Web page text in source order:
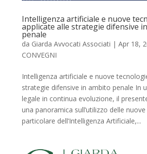
Intelligenza artificiale e nuove
applicate alle strategie difensive
penale
da Giarda Avvocati Associati | Apr 18,
CONVEGNI
Intelligenza artificiale e nuove
strategie difensive in ambito penale In
legale in continua evoluzione, il
una panoramica sull’utilizzo delle
particolare dell’Intelligenza Artificiale,...